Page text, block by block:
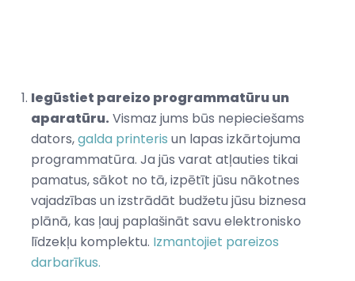
Iegūstiet pareizo programmatūru un
aparatūru. Vismaz jums būs nepieciešams
dators,galda printeris un lapas izkārtojuma
programmatūra. Ja jūs varat atļauties tikai
pamatus, sākot no tā, izpētīt jūsu nākotnes
vajadzības un izstrādāt budžetu jūsu biznesa
plānā, kas ļauj paplašināt savu elektronisko
līdzekļu komplektu. Izmantojiet pareizos
darbarīkus.